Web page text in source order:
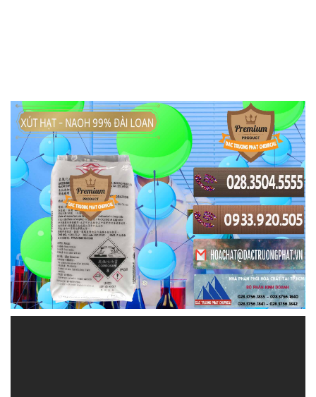
HOACHATVIET.NET | Công ty chuyên cung ứng /
bán hóa chất tại Thành phố Hồ Chí Minh
Công Ty Hóa Chất Đắc Trường Phát là một đối tác
đáng tin cậy trong lĩnh vực cung cấp và phân phối
hóa chất. Chúng tôi cam kết đồng hành cùng bạn để
vượt qua mọi thách thức trong công việc và sản
xuất của bạn.
Chúng tôi tại Đắc Trường Phát không chỉ là một
doanh nghiệp kinh doanh hóa chất, mà còn là một